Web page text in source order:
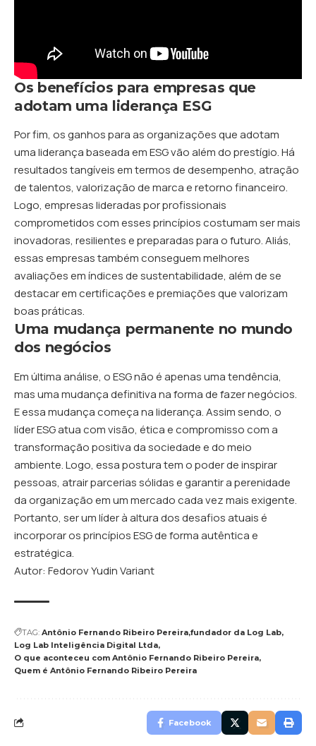
Os benefícios para empresas que
adotam uma liderança ESG
Por fim, os ganhos para as organizações que adotam
uma liderança baseada em ESG vão além do prestígio. Há
resultados tangíveis em termos de desempenho, atração
de talentos, valorização de marca e retorno financeiro.
Logo, empresas lideradas por profissionais
comprometidos com esses princípios costumam ser mais
inovadoras, resilientes e preparadas para o futuro. Aliás,
essas empresas também conseguem melhores
avaliações em índices de sustentabilidade, além de se
destacar em certificações e premiações que valorizam
boas práticas.
Uma mudança permanente no mundo
dos negócios
Em última análise, o ESG não é apenas uma tendência,
mas uma mudança definitiva na forma de fazer negócios.
E essa mudança começa na liderança. Assim sendo, o
líder ESG atua com visão, ética e compromisso com a
transformação positiva da sociedade e do meio
ambiente. Logo, essa postura tem o poder de inspirar
pessoas, atrair parcerias sólidas e garantir a perenidade
da organização em um mercado cada vez mais exigente.
Portanto, ser um líder à altura dos desafios atuais é
incorporar os princípios ESG de forma autêntica e
estratégica.
Autor: Fedorov Yudin Variant
TAG: Antônio Fernando Ribeiro Pereira fundador da Log Lab
Log Lab Inteligência Digital Ltda
O que aconteceu com Antônio Fernando Ribeiro Pereira
Quem é Antônio Fernando Ribeiro Pereira
Facebook